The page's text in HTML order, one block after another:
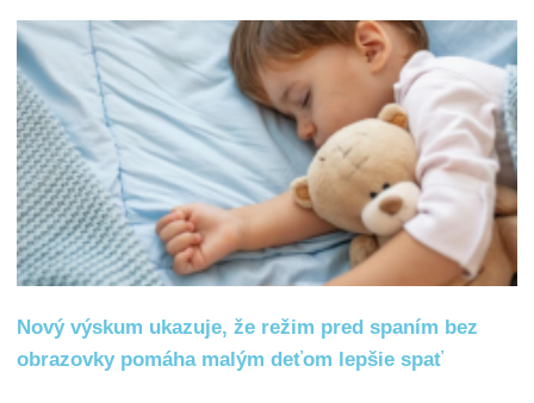
Nový výskum ukazuje, že režim pred spaním bez
obrazovky pomáha malým deťom lepšie spať